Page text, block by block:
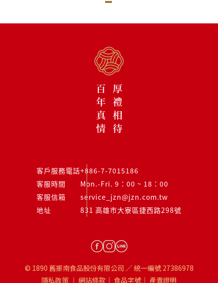
客戶服務電話+886-7-7015186
客服時間
Mon.-Fri. 9：00 ~ 18：00
客服信箱
service_jzn@jzn.com.tw
地址
831 高雄市大寮區捷西路298號
© 1890 舊振南食品股份有限公司 ／ 統一編號 27386978
隱私政策 ｜ 網站條款 ｜ 食品字號 ｜ 產責證明